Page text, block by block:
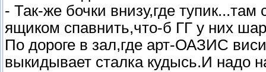
- Так-же бочки внизу,где
ящиком спавнить,что-б ГГ у них
По дороге в зал,где арт-ОАЗИС
выкидывает сталка кудысь.И надо